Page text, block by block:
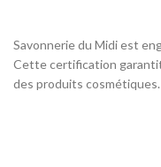
Savonnerie du Midi est
Cette certification
des produits cosmétiques.